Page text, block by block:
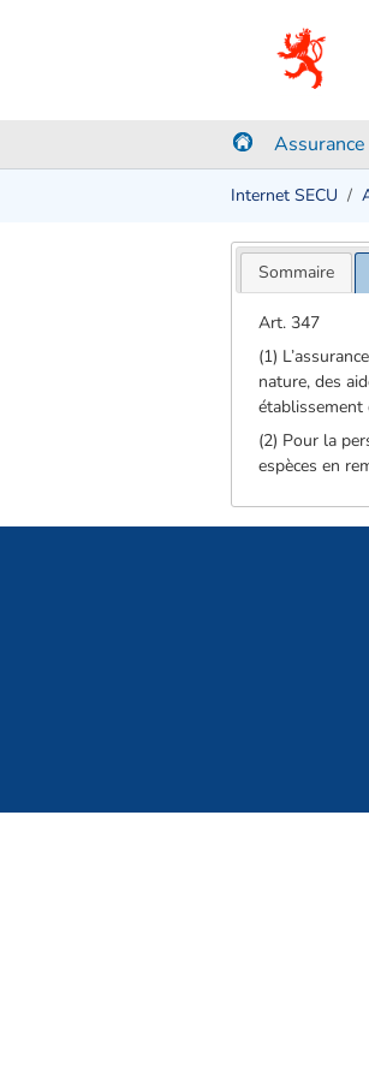
Internet SECU
Sommaire
Art. 347
(1)
nature, des
établissement
(2) Pour la
espèces en